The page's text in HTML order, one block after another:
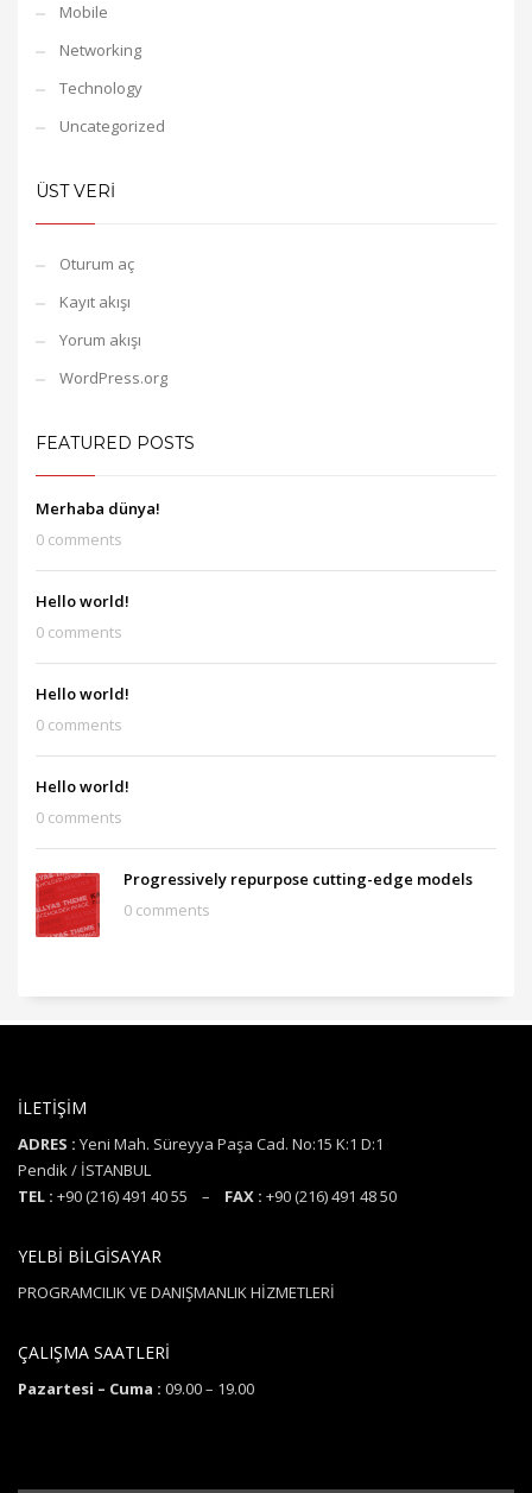
Mobile
Networking
Technology
Uncategorized
ÜST VERI
Oturum aç
Kayıt akışı
Yorum akışı
WordPress.org
FEATURED POSTS
Merhaba dünya!
0 comments
Hello world!
0 comments
Hello world!
0 comments
Hello world!
0 comments
Progressively repurpose cutting-edge models
0 comments
İLETİŞİM
ADRES : Yeni Mah. Süreyya Paşa Cad. No:15 K:1 D:1
Pendik / İSTANBUL
TEL : +90 (216) 491 40 55 – FAX : +90 (216) 491 48 50
YELBİ BİLGİSAYAR
PROGRAMCILIK VE DANIŞMANLIK HİZMETLERİ
ÇALIŞMA SAATLERİ
Pazartesi – Cuma : 09.00 – 19.00